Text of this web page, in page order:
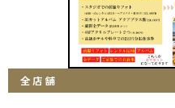
全店舗